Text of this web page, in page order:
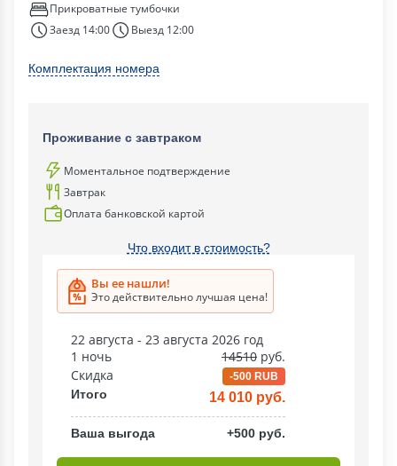
Прикроватные тумбочки
Заезд 14:00
Выезд 12:00
Комплектация номера
Проживание с завтраком
Моментальное подтверждение
Завтрак
Оплата банковской картой
Что входит в стоимость?
Вы ее нашли!
Это действительно лучшая цена!
22 августа - 23 августа 2026 год
1 ночь
14510 руб.
Скидка
-500 RUB
Итого 14 010 руб.
Ваша выгода +500 руб.